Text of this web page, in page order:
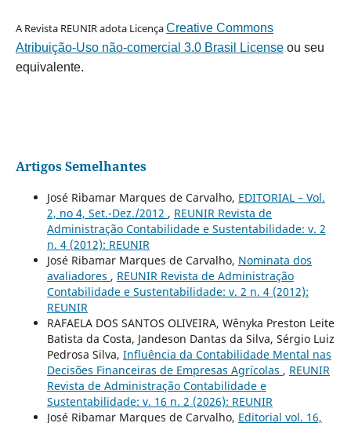
A Revista REUNIR adota LicençaCreative Commons
Atribuição-Uso não-comercial 3.0 Brasil Licenseou seu
equivalente.
Artigos Semelhantes
José Ribamar Marques de Carvalho, EDITORIAL – Vol.
2, no 4, Set.-Dez./2012 , REUNIR Revista de
Administração Contabilidade e Sustentabilidade: v. 2
n. 4 (2012): REUNIR
José Ribamar Marques de Carvalho, Nominata dos
avaliadores , REUNIR Revista de Administração
Contabilidade e Sustentabilidade: v. 2 n. 4 (2012):
REUNIR
RAFAELA DOS SANTOS OLIVEIRA, Wênyka Preston Leite
Batista da Costa, Jandeson Dantas da Silva, Sérgio Luiz
Pedrosa Silva, Influência da Contabilidade Mental nas
Decisões Financeiras de Empresas Agrícolas , REUNIR
Revista de Administração Contabilidade e
Sustentabilidade: v. 16 n. 2 (2026): REUNIR
José Ribamar Marques de Carvalho, Editorial vol. 16,